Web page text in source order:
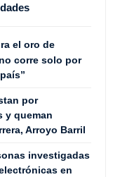
el oro de
corre solo por
por
y queman
Arroyo Barril
investigadas
en